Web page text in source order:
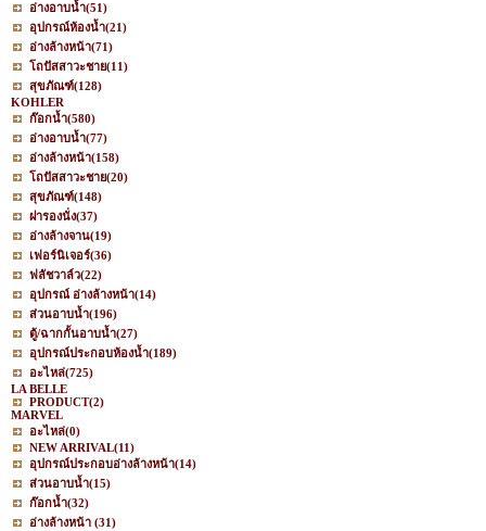
อ่างอาบน้ำ(51)
อุปกรณ์ห้องน้ำ(21)
อ่างล้างหน้า(71)
โถปัสสาวะชาย(11)
สุขภัณฑ์(128)
KOHLER
ก๊อกน้ำ(580)
อ่างอาบน้ำ(77)
อ่างล้างหน้า(158)
โถปัสสาวะชาย(20)
สุขภัณฑ์(148)
ฝารองนั่ง(37)
อ่างล้างจาน(19)
เฟอร์นิเจอร์(36)
ฟลัชวาล์ว(22)
อุปกรณ์ อ่างล้างหน้า(14)
ส่วนอาบน้ำ(196)
ตู้/ฉากกั้นอาบน้ำ(27)
อุปกรณ์ประกอบห้องน้ำ(189)
อะไหล่(725)
LA BELLE
PRODUCT(2)
MARVEL
อะไหล่(0)
NEW ARRIVAL(11)
อุปกรณ์ประกอบอ่างล้างหน้า(14)
ส่วนอาบน้ำ(15)
ก๊อกน้ำ(32)
อ่างล้างหน้า (31)